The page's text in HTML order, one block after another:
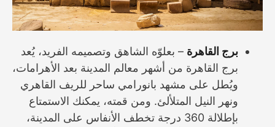
برج القاهرة – بعلوّه الشاهق وتصميمه الفريد، يُعد
برج القاهرة من أشهر معالم المدينة بعد الأهرامات،
ويُطل على مشهد بانورامي ساحر للريف القاهري
ونهر النيل المتلألئ. ومن قمته، يمكنك الاستمتاع
بإطلالة 360 درجة تخطف الأنفاس على المدينة،